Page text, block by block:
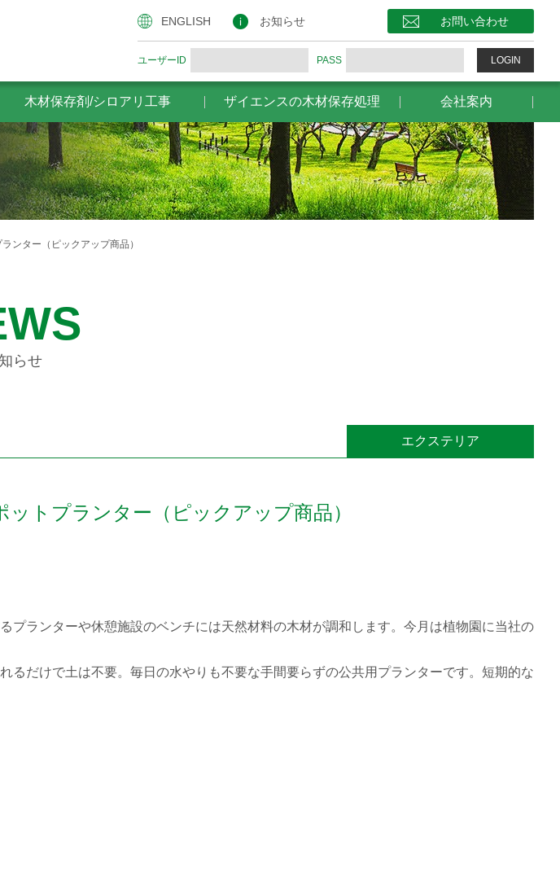
ENGLISH お知らせ お問い合わせ
ユーザーID PASS LOGIN
木材保存剤/シロアリ工事 ザイエンスの木材保存処理 会社案内
ンター（ピックアップ商品）
らせ
エクステリア
トプランター（ピックアップ商品）
ランターや休憩施設のベンチには天然材料の木材が調和します。今月は植物園に当社の
だけで土は不要。毎日の水やりも不要な手間要らずの公共用プランターです。短期的な
ザイエンスの木材保存処理 会社案内 お問い合わせ